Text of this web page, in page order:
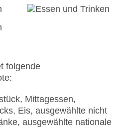
Sterne
folgende
Mittagessen,
Eis, ausgewählte nicht
ausgewählte nationale